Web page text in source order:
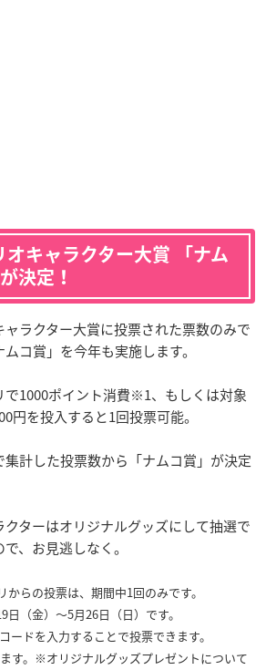
キャラクター大賞 「ナム
決定！
ラクター大賞に投票された票数のみで
コ賞」を今年も実施します。
で1000ポイント消費※1、もしくは対象
円を投入すると1回投票可能。
計した投票数から「ナムコ賞」が決定
ターはオリジナルグッズにして抽選で
、お見逃しなく。
らの投票は、期間中1回のみです。
（金）～5月26日（日）です。
ドを入力することで投票できます。
す。※オリジナルグッズプレゼントについて